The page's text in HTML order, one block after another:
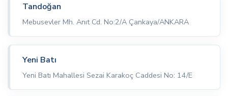
Tandoğan
Mebusevler Mh. Anıt Cd. No:2/A Çankaya/ANKARA
Yeni Batı
Yeni Batı Mahallesi Sezai Karakoç Caddesi No: 14/E